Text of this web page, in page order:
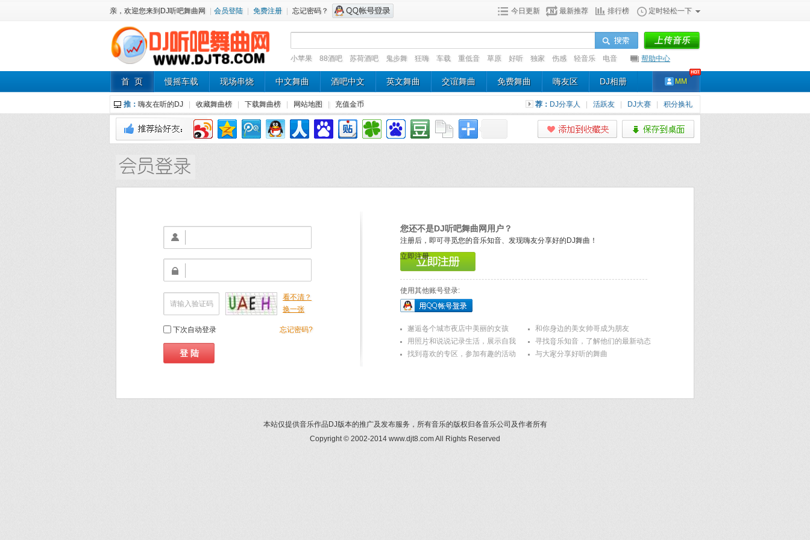
亲，欢迎您来到DJ听吧舞曲网 会员登陆 免费注册 忘记密码？ 今日更新 最新推荐 排行榜 定时轻松一下
小苹果 88酒吧 苏荷酒吧 鬼步舞 狂嗨 车载 重低音 草原 好听 独家 伤感 轻音乐 电音 帮助中心
首 页 慢摇车载 现场串烧 中文舞曲 酒吧中文 英文舞曲 交谊舞曲 免费舞曲 嗨友区 DJ相册 MM
推： 嗨友在听的DJ 收藏舞曲榜 下载舞曲榜 网站地图 充值金币 荐： DJ分享人 活跃友 DJ大赛 积分换礼
看不清？
换一张
忘记密码?
下次自动登录
您还不是DJ听吧舞曲网用户？
注册后，即可寻觅您的音乐知音、发现嗨友分享好的DJ舞曲！
立即注册
使用其他账号登录:
邂逅各个城市夜店中美丽的女孩
和你身边的美女帅哥成为朋友
用照片和说说记录生活，展示自我
寻找音乐知音，了解他们的最新动态
找到喜欢的专区，参加有趣的活动
与大家分享好听的舞曲
本站仅提供音乐作品DJ版本的推广及发布服务，所有音乐的版权归各音乐公司及作者所有
Copyright © 2002-2014 www.djt8.com All Rights Reserved